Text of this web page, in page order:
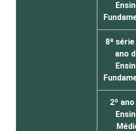
8ª série
ano
2º